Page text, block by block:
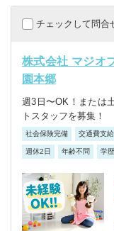
チェックして問合
株式会社 マジオ
園本郷
週3日〜OK！または
トスタッフを募集！
社会保険完備 交通費支給
週休2日 年齢不問 学